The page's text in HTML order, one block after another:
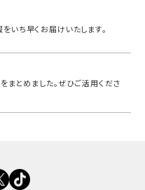
いち早く お届けいたします。
まとめました。ぜひご活用くださ